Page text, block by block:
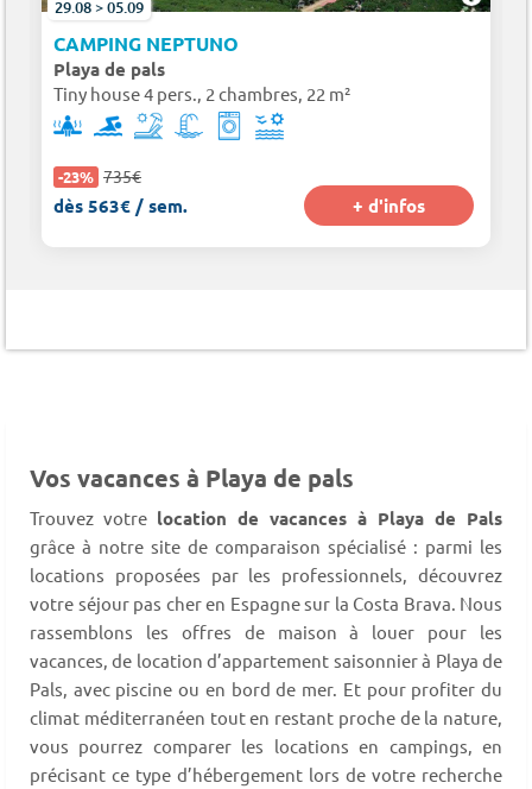
29.08 > 05.09
CAMPING NEPTUNO
Playa de pals
Tiny house 4 pers., 2 chambres, 22 m²
-23% 735€
dès 563€ / sem. + d'infos
Vos vacances à Playa de pals
Trouvez votre location de vacances à Playa de Pals
grâce à notre site de comparaison spécialisé : parmi les
locations proposées par les professionnels, découvrez
votre séjour pas cher en Espagne sur la Costa Brava. Nous
rassemblons les offres de maison à louer pour les
vacances, de location d’appartement saisonnier à Playa de
Pals, avec piscine ou en bord de mer. Et pour profiter du
climat méditerranéen tout en restant proche de la nature,
vous pourrez comparer les locations en campings, en
précisant ce type d’hébergement lors de votre recherche